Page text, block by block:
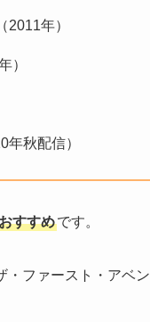
2011年）
）
秋配信）
すすめです。
・ファースト・アベ